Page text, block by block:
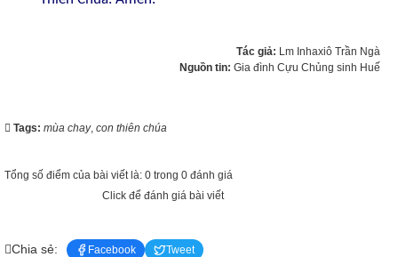
Tác giả: Lm Inhaxiô Trần Ngà
Nguồn tin: Gia đình Cựu Chủng sinh Huế
Tags: mùa chay, con thiên chúa
Tổng số điểm của bài viết là: 0 trong 0 đánh giá
Click để đánh giá bài viết
Chia sẻ: Facebook Tweet